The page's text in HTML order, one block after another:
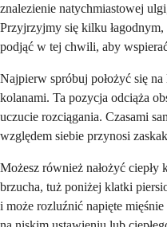
znalezienie natychmiastowej
Przyjrzyjmy się kilku
podjąć w tej chwili, aby
Najpierw spróbuj położyć się
kolanami. Ta pozycja odciąża
uczucie rozciągania. Czasami
względem siebie przynosi
Możesz również nałożyć
brzucha, tuż poniżej klatki
i może rozluźnić napięte